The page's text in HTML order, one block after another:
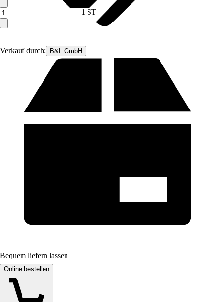
Verkauf durch: B&L GmbH
1 ST
Bequem liefern lassen
Online bestellen